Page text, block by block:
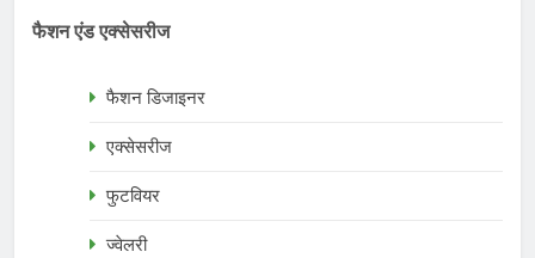
फैशन एंड एक्सेसरीज
फैशन डिजाइनर
एक्सेसरीज
फुटवियर
ज्वेलरी